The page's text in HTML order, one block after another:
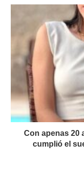
Con apenas 20
cumplió el